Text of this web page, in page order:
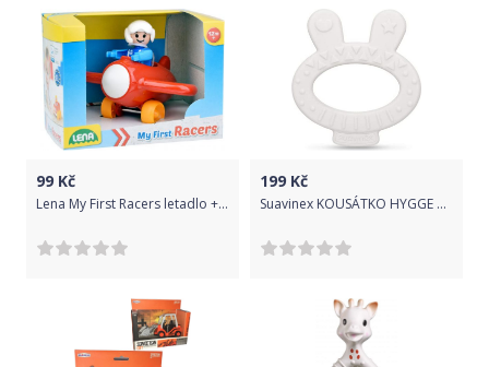
99 Kč
Lena My First Racers letadlo + figurka plast 10 cm
199 Kč
Suavinex KOUSÁTKO HYGGE Králíček - ŠEDÁ